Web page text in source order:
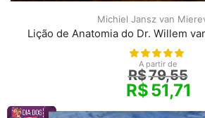
Michiel Jansz van
Lição de Anatomia do Dr. Willem
A partir de
R$79,55
R$51,71